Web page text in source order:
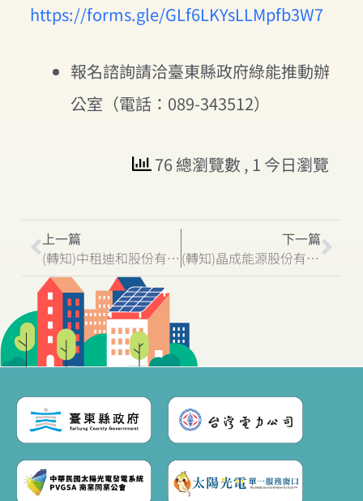
https://forms.gle/GLf6LKYsLLMpfb3W7
報名諮詢請洽臺東縣政府綠能推動辦
公室（電話：089-343512）
76 總瀏覽數, 1 今日瀏覽
上一篇
(轉知)中租迪和股份有限公司擬於本縣臺東市台東段2544-0000地號/東海國小（風雨球場）土地，申請設置地面型太陽光電設施
下一篇
(轉知)晶成能源股份有限公司擬於本縣成功鎮忠勇段0014-0000、0420-0000地號/成功商水（風雨球場）、（養殖場）土地，申請設置地面型太陽光電設施